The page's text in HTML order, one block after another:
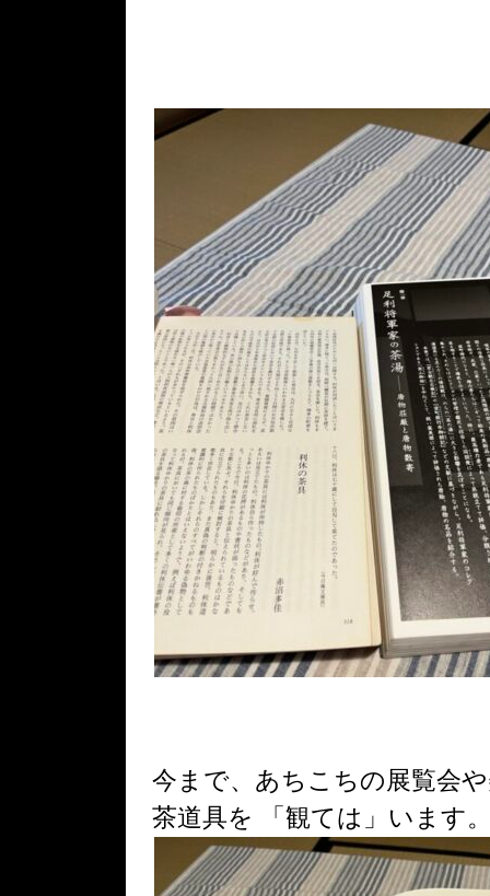
今まで、あちこちの展覧会
茶道具を 「観ては」います